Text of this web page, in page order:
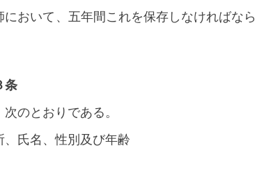
おいて、五年間これを保存しなければなら
条
のとおりである。
氏名、性別及び年齢